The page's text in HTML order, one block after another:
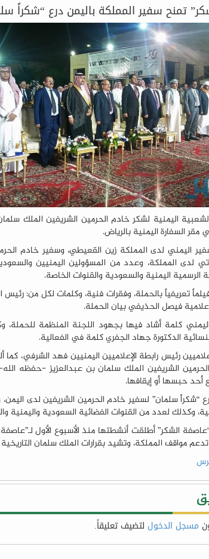
تمنح سفير المملكة باليمن درع “شكراً
اليمنية لشكر خادم الحرمين الشريفين الملك
مقر السفارة اليمنية بالرياض.
اليمني لدى المملكة زين القعيطي، وسفير خادم
لدى المملكة، وعدد من المسؤولين اليمنيين
الرسمية اليمنية والسعودية والقنوات الخاصة.
تعريفياً بالحملة، وفقرات فنية، وكلمات لكل من: رئيس
فيصل الحذيفي بيان الحملة.
كلمة أشاد فيها بجهود اللجنة المنظمة للحملة،
الدكتورة جهاد الجفري كلمة في الفعالية.
رئيس رابطة الإعلاميين اليمنيين فهد الشرفي،
الشريفين الملك سلمان بن عبدالعزيز -حفظه
أحد حبسها أو إيقافها.
“شكراً سلمان” لسفير خادم الحرمين الشريفين لدى
وكذلك لعدد من القنوات الفضائية السعودية واليمنية
الشكر” أطلقت أنشطتها منذ الأسبوع الأول
مواقف المملكة، وتشيد بقرارات الملك سلمان التاريخية
مسجل الدخول لتضيف تعليقاً.